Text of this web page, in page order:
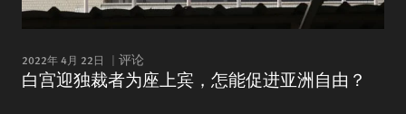
2022年 4月 22日 评论
白宫迎独裁者为座上宾，怎能促进亚洲自由？